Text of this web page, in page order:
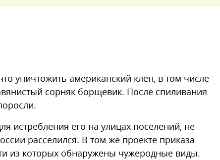
уничтожить американский клен, в том числе
сорняк борщевик. После спиливания
истребления его на улицах поселений, не
расселился. В том же проекте приказа
из которых обнаружены чужеродные виды.